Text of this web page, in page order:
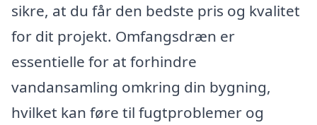
sikre, at du får den bedste pris og kvalitet
for dit projekt. Omfangsdræn er
essentielle for at forhindre
vandansamling omkring din bygning,
hvilket kan føre til fugtproblemer og